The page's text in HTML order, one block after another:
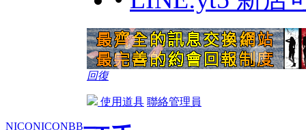
回復
使用道具 聯絡管理員
NICONICONBB